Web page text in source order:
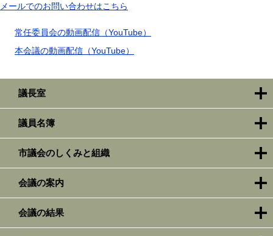
常任委員会の動画配信（YouTube）
本会議の動画配信（YouTube）
議長室
議員名簿
市議会のしくみと組織
会議の案内
会議の結果
メールでのお問い合わせはこちら